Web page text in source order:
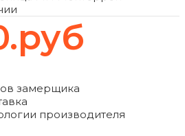
замерщика
производителя